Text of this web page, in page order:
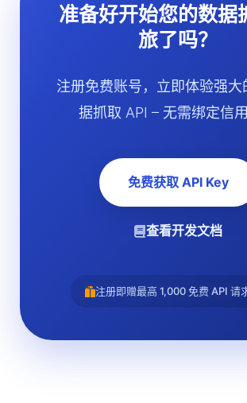
准备好开始您的数据
旅了吗？
注册免费账号，立即体验强大
据抓取 API – 无需绑定信用
免费获取 API Key
查看开发文档
注册即赠最高 1,000 免费 API 请